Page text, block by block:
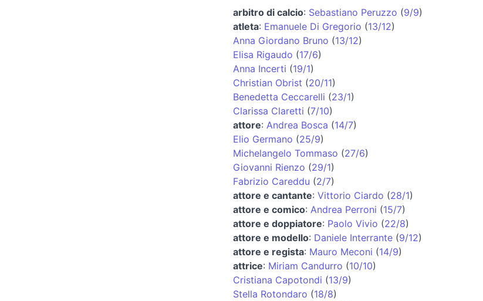
arbitro di calcio: Sebastiano Peruzzo (9/9)
atleta: Emanuele Di Gregorio (13/12)
Anna Giordano Bruno (13/12)
Elisa Rigaudo (17/6)
Anna Incerti (19/1)
Christian Obrist (20/11)
Benedetta Ceccarelli (23/1)
Clarissa Claretti (7/10)
attore: Andrea Bosca (14/7)
Elio Germano (25/9)
Michelangelo Tommaso (27/6)
Giovanni Rienzo (29/1)
Fabrizio Careddu (2/7)
attore e cantante: Vittorio Ciardo (28/1)
attore e comico: Andrea Perroni (15/7)
attore e doppiatore: Paolo Vivio (22/8)
attore e modello: Daniele Interrante (9/12)
attore e regista: Mauro Meconi (14/9)
attrice: Miriam Candurro (10/10)
Cristiana Capotondi (13/9)
Stella Rotondaro (18/8)